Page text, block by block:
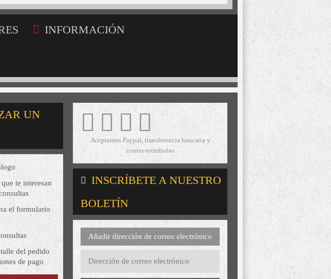
INFORMACIÓN
UN
te interesan
el formulario
del pedido
de pago
Aceptamos Paypal, transferencia bancaria y
contra-reembolso
INSCRÍBETE A NUESTRO
BOLETÍN
Añadir dirección de correo electrónico